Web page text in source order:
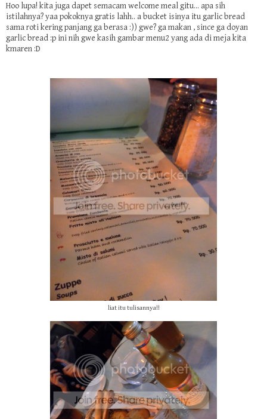
Hoo lupa! kita juga dapet semacam welcome meal gitu... apa sih
istilahnya? yaa pokoknya gratis lahh.. a bucket isinya itu garlic bread
sama roti kering panjang ga berasa :)) gwe? ga makan , since ga doyan
garlic bread :p ini nih gwe kasih gambar menu2 yang ada di meja kita
kmaren :D
liat itu tulisannya!!